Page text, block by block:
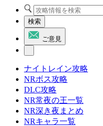
検索
ご意見
ナイトレイン攻略
NRボス攻略
DLC攻略
NR常夜の王一覧
NR深き夜まとめ
NRキャラ一覧